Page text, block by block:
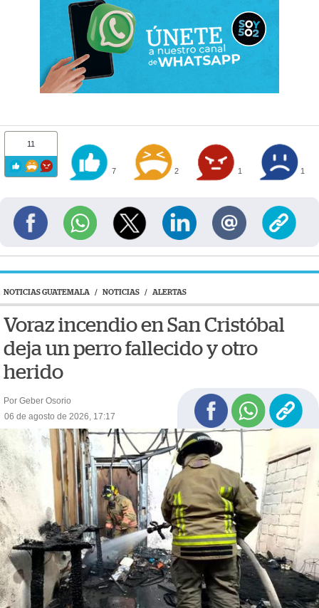
11
7 2 1 1
NOTICIAS GUATEMALA / NOTICIAS / ALERTAS
Voraz incendio en San Cristóbal
deja un perro fallecido y otro
herido
Por Geber Osorio
06 de agosto de 2026, 17:17